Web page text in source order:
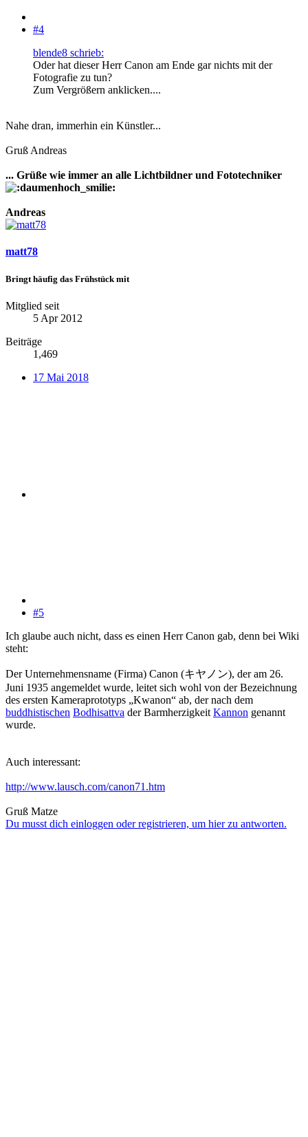
#4
blende8 schrieb:
Oder hat dieser Herr Canon am Ende gar nichts mit der
Fotografie zu tun?
Zum Vergrößern anklicken....
Nahe dran, immerhin ein Künstler...
Gruß Andreas
... Grüße wie immer an alle Lichtbildner und Fototechniker
Andreas
matt78
Bringt häufig das Frühstück mit
Mitglied seit
5 Apr 2012
Beiträge
1,469
17 Mai 2018
#5
Ich glaube auch nicht, dass es einen Herr Canon gab, denn bei Wiki
steht:
Der Unternehmensname (Firma) Canon (キヤノン), der am 26.
Juni 1935 angemeldet wurde, leitet sich wohl von der Bezeichnung
des ersten Kameraprototyps „Kwanon“ ab, der nach dem
buddhistischen Bodhisattva der Barmherzigkeit Kannon genannt
wurde.
Auch interessant:
http://www.lausch.com/canon71.htm
Gruß Matze
Du musst dich einloggen oder registrieren, um hier zu antworten.